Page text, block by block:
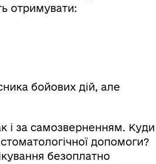
отримувати:
бойових дій, але
і за самозверненням. Куди
допомоги?
безоплатно